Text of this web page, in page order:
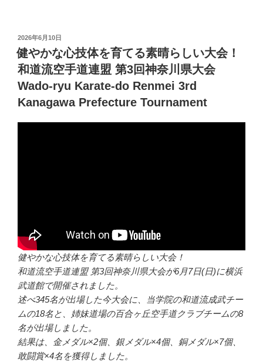
投
稿
日:
2026年6月10日
健やかな心技体を育てる素晴らしい大会！
和道流空手道連盟 第3回神奈川県大会
Wado-ryu Karate-do Renmei 3rd
Kanagawa Prefecture Tournament
健やかな心技体を育てる素晴らしい大会！
和道流空手道連盟 第3回神奈川県大会が6月7日(日)に横浜
武道館で開催されました。
述べ345名が出場した今大会に、当学院の和道流成武チー
ムの18名と、姉妹道場の百合ヶ丘空手道クラブチームの8
名が出場しました。
結果は、金メダル×2個、銀メダル×4個、銅メダル×7個、
敢闘賞×4名を獲得しました。